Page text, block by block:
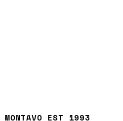
MONTAVO EST 1993